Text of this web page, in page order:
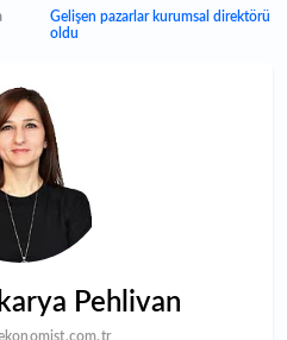
Gelişen pazarlar kurumsal direktörü
oldu
Pehlivan